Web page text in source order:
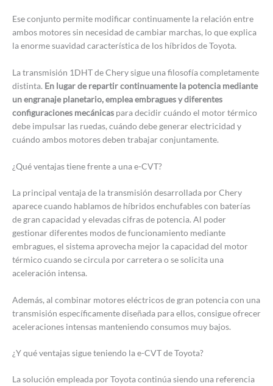
Ese conjunto permite modificar continuamente la relación entre
ambos motores sin necesidad de cambiar marchas, lo que explica
la enorme suavidad característica de los híbridos de Toyota.
La transmisión 1DHT de Chery sigue una filosofía completamente
distinta. En lugar de repartir continuamente la potencia mediante
un engranaje planetario, emplea embragues y diferentes
configuraciones mecánicas para decidir cuándo el motor térmico
debe impulsar las ruedas, cuándo debe generar electricidad y
cuándo ambos motores deben trabajar conjuntamente.
¿Qué ventajas tiene frente a una e-CVT?
La principal ventaja de la transmisión desarrollada por Chery
aparece cuando hablamos de híbridos enchufables con baterías
de gran capacidad y elevadas cifras de potencia. Al poder
gestionar diferentes modos de funcionamiento mediante
embragues, el sistema aprovecha mejor la capacidad del motor
térmico cuando se circula por carretera o se solicita una
aceleración intensa.
Además, al combinar motores eléctricos de gran potencia con una
transmisión específicamente diseñada para ellos, consigue ofrecer
aceleraciones intensas manteniendo consumos muy bajos.
¿Y qué ventajas sigue teniendo la e-CVT de Toyota?
La solución empleada por Toyota continúa siendo una referencia